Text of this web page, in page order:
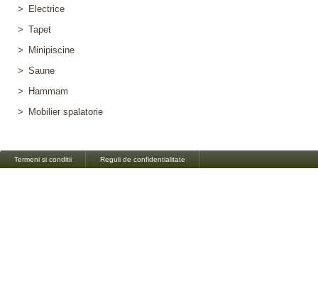
>
Electrice
> Tapet
>
Minipiscine
> Saune
>
Hammam
>
Mobilier spalatorie
Termeni si conditii Reguli de confidentialitate